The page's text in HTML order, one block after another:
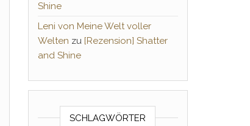
Shine
Leni von Meine Welt voller
Welten zu [Rezension] Shatter
and Shine
SCHLAGWÖRTER